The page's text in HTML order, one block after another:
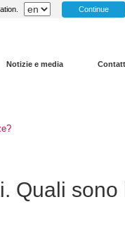
Continue
Notizie e media
Quali sono